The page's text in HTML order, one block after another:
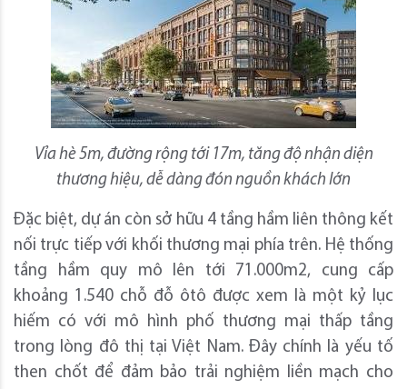
Vỉa hè 5m, đường rộng tới 17m, tăng độ nhận diện
thương hiệu, dễ dàng đón nguồn khách lớn
Đặc biệt, dự án còn sở hữu 4 tầng hầm liên thông kết
nối trực tiếp với khối thương mại phía trên. Hệ thống
tầng hầm quy mô lên tới 71.000m2, cung cấp
khoảng 1.540 chỗ đỗ ôtô được xem là một kỷ lục
hiếm có với mô hình phố thương mại thấp tầng
trong lòng đô thị tại Việt Nam. Đây chính là yếu tố
then chốt để đảm bảo trải nghiệm liền mạch cho